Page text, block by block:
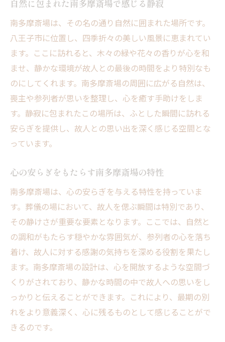
緑豊かな南多摩斎場で故人と過ごす最後の
時間
自然の中で心に刻む大切な思い出
南多摩斎場での最後の別れを特別なものに
する要素
自然に囲まれた環境がもたらす故人との思
い出
南多摩斎場での思い出作りが家族に与える
影響
心に刻まれる南多摩斎場での最後の瞬間
八王子市の南多摩斎場で静かに故人を偲ぶ
八王子市の静寂の地で故人を偲ぶ意義
南多摩斎場で静かに故人を思い出す時間
八王子市南多摩斎場での穏やかな別れのス
テージ
故人を静かに偲ぶための南多摩斎場の魅力
八王子市の自然に囲まれた斎場での思い出
南多摩斎場で故人への感謝を静かに表現す
る方法
南多摩斎場が提供する特別な別れの時間
南多摩斎場での特別な別れの時間の重要性
自然に包まれた南多摩斎場で感じる静寂
南多摩斎場は、その名の通り自然に囲まれた場所です。
八王子市に位置し、四季折々の美しい風景に恵まれてい
ます。ここに訪れると、木々の緑や花々の香りが心を和
ませ、静かな環境が故人との最後の時間をより特別なも
のにしてくれます。南多摩斎場の周囲に広がる自然は、
喪主や参列者が思いを整理し、心を癒す手助けをしま
す。静寂に包まれたこの場所は、ふとした瞬間に訪れる
安らぎを提供し、故人との思い出を深く感じる空間とな
っています。
心の安らぎをもたらす南多摩斎場の特性
南多摩斎場は、心の安らぎを与える特性を持っていま
す。葬儀の場において、故人を偲ぶ瞬間は特別であり、
その静けさが重要な要素となります。ここでは、自然と
の調和がもたらす穏やかな雰囲気が、参列者の心を落ち
着け、故人に対する感謝の気持ちを深める役割を果たし
ます。南多摩斎場の設計は、心を開放するような空間づ
くりがされており、静かな時間の中で故人への思いをし
っかりと伝えることができます。これにより、最期の別
れをより意義深く、心に残るものとして感じることがで
きるのです。